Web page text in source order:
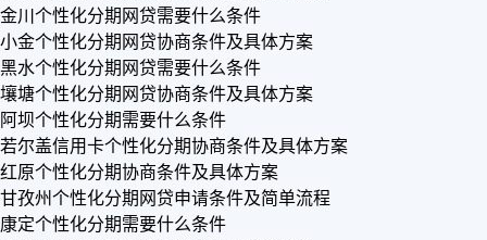
金川个性化分期网贷需要什么条件
小金个性化分期网贷协商条件及具体方案
黑水个性化分期网贷需要什么条件
壤塘个性化分期网贷协商条件及具体方案
阿坝个性化分期需要什么条件
若尔盖信用卡个性化分期协商条件及具体方案
红原个性化分期协商条件及具体方案
甘孜州个性化分期网贷申请条件及简单流程
康定个性化分期需要什么条件